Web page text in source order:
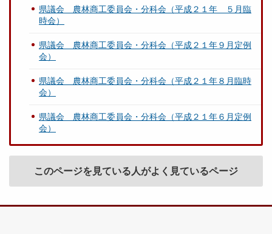
県議会 農林商工委員会・分科会（平成２１年 ５月臨
時会）
県議会 農林商工委員会・分科会（平成２１年９月定例
会）
県議会 農林商工委員会・分科会（平成２１年８月臨時
会）
県議会 農林商工委員会・分科会（平成２１年６月定例
会）
このページを見ている人がよく見ているページ